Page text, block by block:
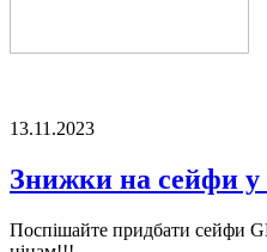
13.11.2023
Знижки на сейфи
Поспішайте придбати сейфи